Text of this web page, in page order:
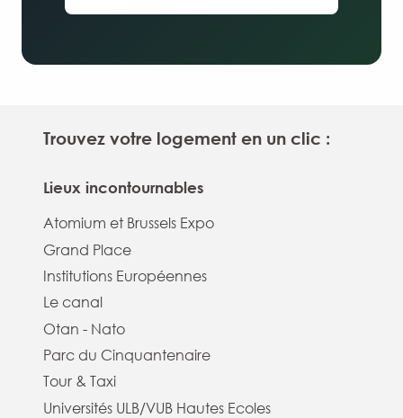
Trouvez votre logement en un clic :
Lieux incontournables
Atomium et Brussels Expo
Grand Place
Institutions Européennes
Le canal
Otan - Nato
Parc du Cinquantenaire
Tour & Taxi
Universités ULB/VUB Hautes Ecoles